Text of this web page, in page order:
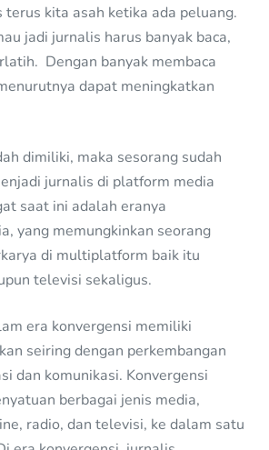
terus kita asah ketika ada peluang.
jadi jurnalis harus banyak baca,
Dengan banyak membaca
dapat meningkatkan
dimiliki, maka sesorang sudah
jurnalis di platform media
saat ini adalah eranya
yang memungkinkan seorang
di multiplatform baik itu
televisi sekaligus.
era konvergensi memiliki
seiring dengan perkembangan
dan komunikasi. Konvergensi
berbagai jenis media,
radio, dan televisi, ke dalam satu